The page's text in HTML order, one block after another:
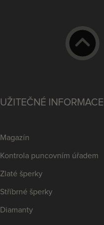
UŽITEČNÉ INFORMACE
Magazín
Kontrola puncovním úřadem
Zlaté šperky
Stříbrné šperky
Diamanty